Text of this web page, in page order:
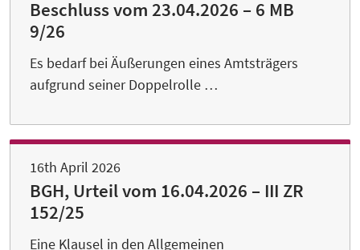
Beschluss vom 23.04.2026 – 6 MB
9/26
Es bedarf bei Äußerungen eines Amtsträgers
aufgrund seiner Doppelrolle …
16th April 2026
BGH, Urteil vom 16.04.2026 – III ZR
152/25
Eine Klausel in den Allgemeinen